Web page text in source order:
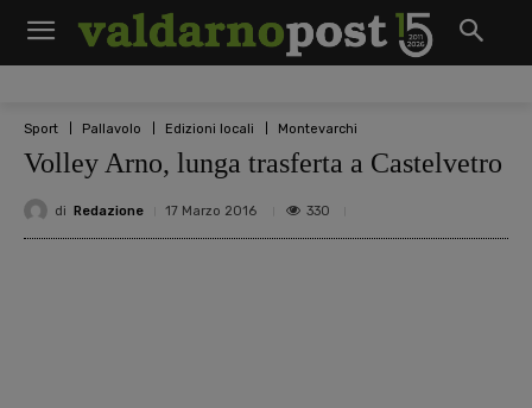
Sport Pallavolo Edizioni locali Montevarchi
Volley Arno, lunga trasferta a Castelvetro
di Redazione 17 Marzo 2016 330